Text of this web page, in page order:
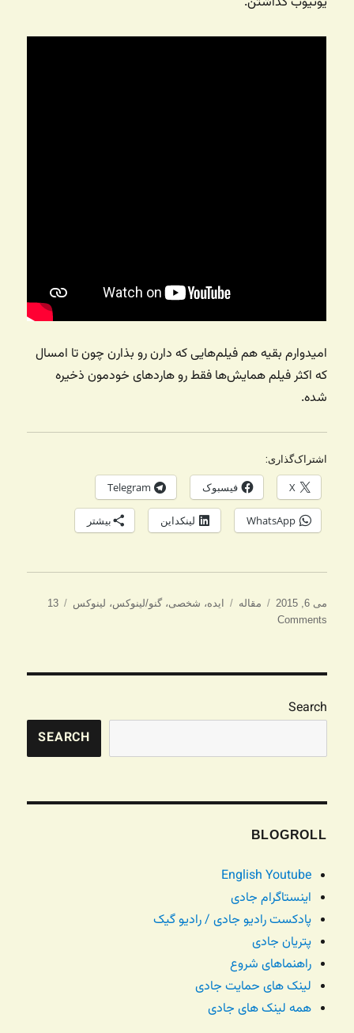
امیدوارم بقیه هم فیلم‌هایی که دارن رو بذارن چون تا امسال
که اکثر فیلم همایش‌ها فقط رو هاردهای خودمون ذخیره
شده.
اشتراک‌گذاری:
X فیسبوک Telegram
WhatsApp لینکداین بیشتر
ارسال
شده
می 6, 2015 دسته‌ها
مقاله برچسب‌ها
ایده، شخصی،گنو/لینوکس، لینوکس
13
Comments
Search
SEARCH
BLOGROLL
English Youtube
اینستاگرام جادی
پادکست رادیو جادی / رادیو گیک
پتریان جادی
راهنماهای شروع
لینک های حمایت جادی
همه لینک های جادی